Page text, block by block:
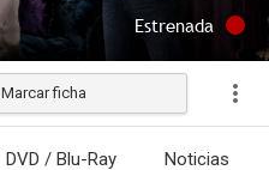
Estrenada
Marcar ficha
DVD / Blu-Ray Noticias